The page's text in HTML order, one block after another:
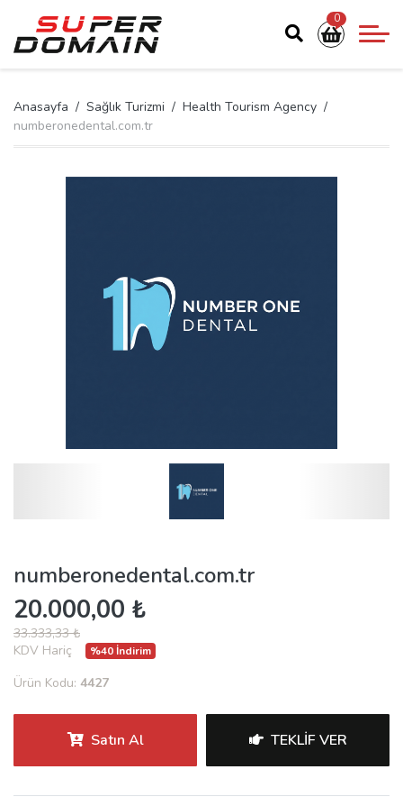
0
Anasayfa Sağlık Turizmi
Health Tourism Agency
numberonedental.com.tr
numberonedental.com.tr
20.000,00 ₺
33.333,33 ₺
KDV Hariç
%40 İndirim
Ürün Kodu: 4427
Satın Al TEKLIF VER